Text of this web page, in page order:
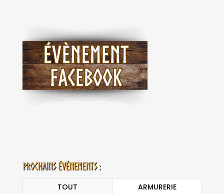
Prochains événements :
TOUT
ARMURERIE